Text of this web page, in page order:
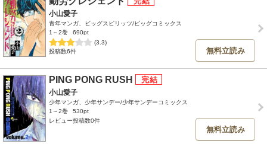
小山愛子
青年マンガ、ビッグスピリッツ/ビッグコミックス
1～2巻
690pt
(3.3)
投稿数6件
無料立読み
PING PONG RUSH
小山愛子
少年マンガ、少年サンデー/少年サンデーコミックス
1～2巻
530pt
レビュー投稿数0件
無料立読み